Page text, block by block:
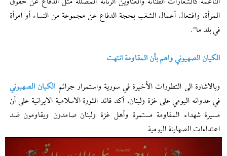
المرأة، وافتعال أعمال الشغب بحجة الدفاع عن مجموعة من النساء أو امرأة
في بلد ما".
الكيان الصهيوني واهم بأن المقاومة انتهت
وبالاشارة الى التطورات الأخيرة في سورية واستمرار جرائم الكيان الصهيوني
في عدوانه اليومي على غزة ولبنان، أكد قائد الثورة الاسلامية الايرانية على أن
مسيرة شهداء المقاومة مستمرة وأهل غزة ولبنان صامدون ويقاومون ضد
اعتداءات الصهاينة اليومية.